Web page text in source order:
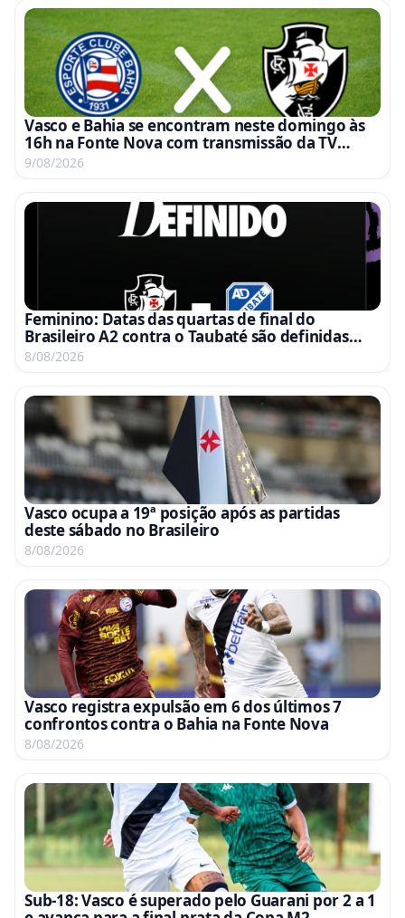
Vasco e Bahia se encontram neste domingo às
16h na Fonte Nova com transmissão da TV
Globo e Premiere
9/08/2026
Feminino: Datas das quartas de final do
Brasileiro A2 contra o Taubaté são definidas
para 15 e 22 de agosto
8/08/2026
Vasco ocupa a 19ª posição após as partidas
deste sábado no Brasileiro
8/08/2026
Vasco registra expulsão em 6 dos últimos 7
confrontos contra o Bahia na Fonte Nova
8/08/2026
Sub-18: Vasco é superado pelo Guarani por 2 a 1